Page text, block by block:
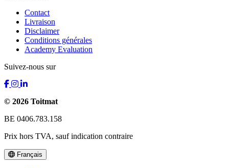
Contact
Livraison
Disclaimer
Conditions générales
Academy Evaluation
Suivez-nous sur
© 2026 Toitmat
BE 0406.783.158
Prix hors TVA, sauf indication contraire
Français